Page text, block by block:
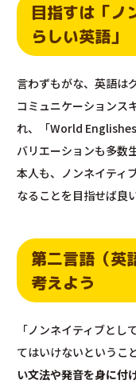
目指すは「ノ
らしい英語」
言わずもがな、英語は
コミュニケーションス
れ、「World
バリエーションも多数
本人も、ノンネイティ
なることを目指せば良
第二言語（英
考えよう
「ノンネイティブと
てはいけないというこ
い文法や発音を身に付